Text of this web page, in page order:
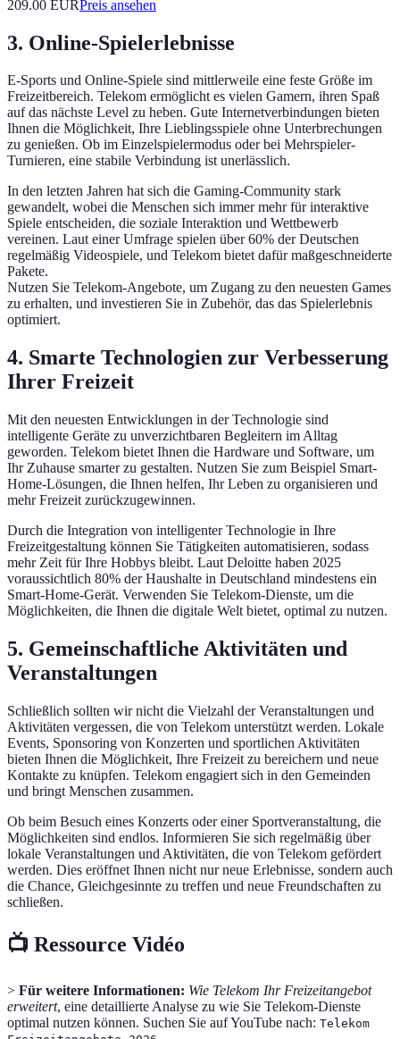
209.00 EURPreis ansehen
3. Online-Spielerlebnisse
E-Sports und Online-Spiele sind mittlerweile eine feste Größe im
Freizeitbereich. Telekom ermöglicht es vielen Gamern, ihren Spaß
auf das nächste Level zu heben. Gute Internetverbindungen bieten
Ihnen die Möglichkeit, Ihre Lieblingsspiele ohne Unterbrechungen
zu genießen. Ob im Einzelspielermodus oder bei Mehrspieler-
Turnieren, eine stabile Verbindung ist unerlässlich.
In den letzten Jahren hat sich die Gaming-Community stark
gewandelt, wobei die Menschen sich immer mehr für interaktive
Spiele entscheiden, die soziale Interaktion und Wettbewerb
vereinen. Laut einer Umfrage spielen über 60% der Deutschen
regelmäßig Videospiele, und Telekom bietet dafür maßgeschneiderte
Pakete.
Nutzen Sie Telekom-Angebote, um Zugang zu den neuesten Games
zu erhalten, und investieren Sie in Zubehör, das das Spielerlebnis
optimiert.
4. Smarte Technologien zur Verbesserung
Ihrer Freizeit
Mit den neuesten Entwicklungen in der Technologie sind
intelligente Geräte zu unverzichtbaren Begleitern im Alltag
geworden. Telekom bietet Ihnen die Hardware und Software, um
Ihr Zuhause smarter zu gestalten. Nutzen Sie zum Beispiel Smart-
Home-Lösungen, die Ihnen helfen, Ihr Leben zu organisieren und
mehr Freizeit zurückzugewinnen.
Durch die Integration von intelligenter Technologie in Ihre
Freizeitgestaltung können Sie Tätigkeiten automatisieren, sodass
mehr Zeit für Ihre Hobbys bleibt. Laut Deloitte haben 2025
voraussichtlich 80% der Haushalte in Deutschland mindestens ein
Smart-Home-Gerät. Verwenden Sie Telekom-Dienste, um die
Möglichkeiten, die Ihnen die digitale Welt bietet, optimal zu nutzen.
5. Gemeinschaftliche Aktivitäten und
Veranstaltungen
Schließlich sollten wir nicht die Vielzahl der Veranstaltungen und
Aktivitäten vergessen, die von Telekom unterstützt werden. Lokale
Events, Sponsoring von Konzerten und sportlichen Aktivitäten
bieten Ihnen die Möglichkeit, Ihre Freizeit zu bereichern und neue
Kontakte zu knüpfen. Telekom engagiert sich in den Gemeinden
und bringt Menschen zusammen.
Ob beim Besuch eines Konzerts oder einer Sportveranstaltung, die
Möglichkeiten sind endlos. Informieren Sie sich regelmäßig über
lokale Veranstaltungen und Aktivitäten, die von Telekom gefördert
werden. Dies eröffnet Ihnen nicht nur neue Erlebnisse, sondern auch
die Chance, Gleichgesinnte zu treffen und neue Freundschaften zu
schließen.
📺 Ressource Vidéo
> Für weitere Informationen: Wie Telekom Ihr Freizeitangebot
erweitert, eine detaillierte Analyse zu wie Sie Telekom-Dienste
optimal nutzen können. Suchen Sie auf YouTube nach: Telekom